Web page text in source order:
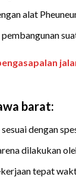
alat
barat:
dengan
dilakukan
tepat